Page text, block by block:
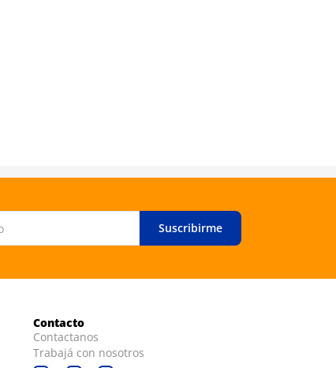
Suscribirme
Contacto
Contactanos
Trabajá con nosotros